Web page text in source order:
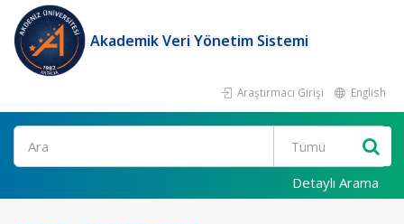
Akademik Veri Yönetim Sistemi
Araştırmacı Girişi English
Ara
Detaylı Arama